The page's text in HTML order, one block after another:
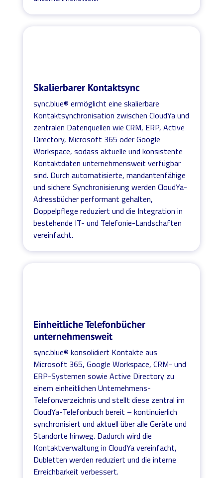
Skalierbarer Kontaktsync
sync.blue® ermöglicht eine skalierbare
Kontaktsynchronisation zwischen CloudYa und
zentralen Datenquellen wie CRM, ERP, Active
Directory, Microsoft 365 oder Google
Workspace, sodass aktuelle und konsistente
Kontaktdaten unternehmensweit verfügbar
sind. Durch automatisierte, mandantenfähige
und sichere Synchronisierung werden CloudYa-
Adressbücher performant gehalten,
Doppelpflege reduziert und die Integration in
bestehende IT- und Telefonie-Landschaften
vereinfacht.
Einheitliche Telefonbücher
unternehmensweit
sync.blue® konsolidiert Kontakte aus
Microsoft 365, Google Workspace, CRM- und
ERP-Systemen sowie Active Directory zu
einem einheitlichen Unternehmens-
Telefonverzeichnis und stellt diese zentral im
CloudYa-Telefonbuch bereit – kontinuierlich
synchronisiert und aktuell über alle Geräte und
Standorte hinweg. Dadurch wird die
Kontaktverwaltung in CloudYa vereinfacht,
Dubletten werden reduziert und die interne
Erreichbarkeit verbessert.